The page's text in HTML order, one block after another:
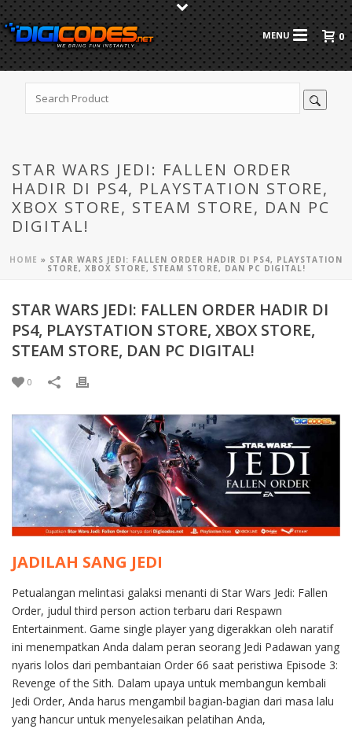
0
STAR WARS JEDI: FALLEN ORDER
HADIR DI PS4, PLAYSTATION STORE,
XBOX STORE, STEAM STORE, DAN PC
DIGITAL!
HOME » STAR WARS JEDI: FALLEN ORDER HADIR DI PS4, PLAYSTATION
STORE, XBOX STORE, STEAM STORE, DAN PC DIGITAL!
STAR WARS JEDI: FALLEN ORDER HADIR DI
PS4, PLAYSTATION STORE, XBOX STORE,
STEAM STORE, DAN PC DIGITAL!
0
JADILAH SANG JEDI
Petualangan melintasi galaksi menanti di Star Wars Jedi: Fallen
Order, judul third person action terbaru dari Respawn
Entertainment. Game single player yang digerakkan oleh naratif
ini menempatkan Anda dalam peran seorang Jedi Padawan yang
nyaris lolos dari pembantaian Order 66 saat peristiwa Episode 3:
Revenge of the Sith. Dalam upaya untuk membangun kembali
Jedi Order, Anda harus mengambil bagian-bagian dari masa lalu
yang hancur untuk menyelesaikan pelatihan Anda,